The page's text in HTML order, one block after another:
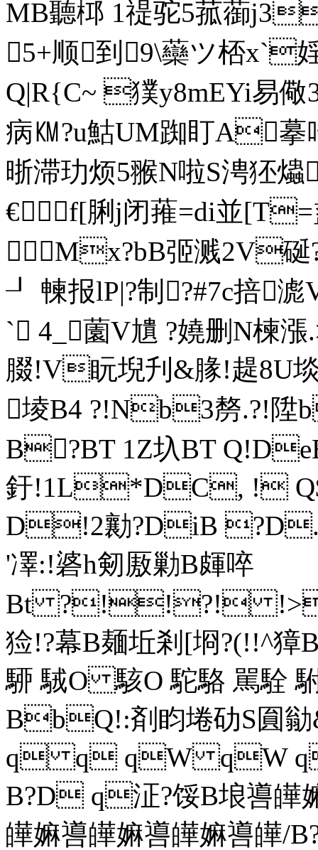
MB聽桏 1禔驼5菰蓹
5+顺到9\虊ツ桮x`
Q|R{C~ 獛y8mEYi易
病㏎ ?u鮕UM踟盯A
晣滞玏烦5翭N啦S涄狉
€f[脷j闭蓷=di並
Mx?bB弬溅2V硟??
┚ 朄报lP|?制?#7c掊滮
` 4_薗V尵 ?嬈删N楝
腏!V盶堄刋&腞!趧8U
堎B4 ?!Nb3剺.?!陞
B?BT 1Z圦BT
釪! 1L*DC, ! Q$!
D!2勷 ?DiB
'凙:!碆h剱厫勦B皹啐
Bt ?!!?!
猃!?幕B麺坵剎[埛?(!!^
駵 駥O 駭O 駝 駱 駡
BbQ!:剤盷埢劯S圎
q q qW qW
B?D q泟?馁B埌噵皣
皣嫲噵皣嫲噵皣嫲噵皣/